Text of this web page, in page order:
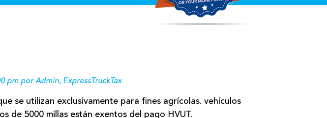
pm por Admin, ExpressTruckTax
se utilizan exclusivamente para fines agrícolas. vehículos
de 5000 millas están exentos del pago HVUT.